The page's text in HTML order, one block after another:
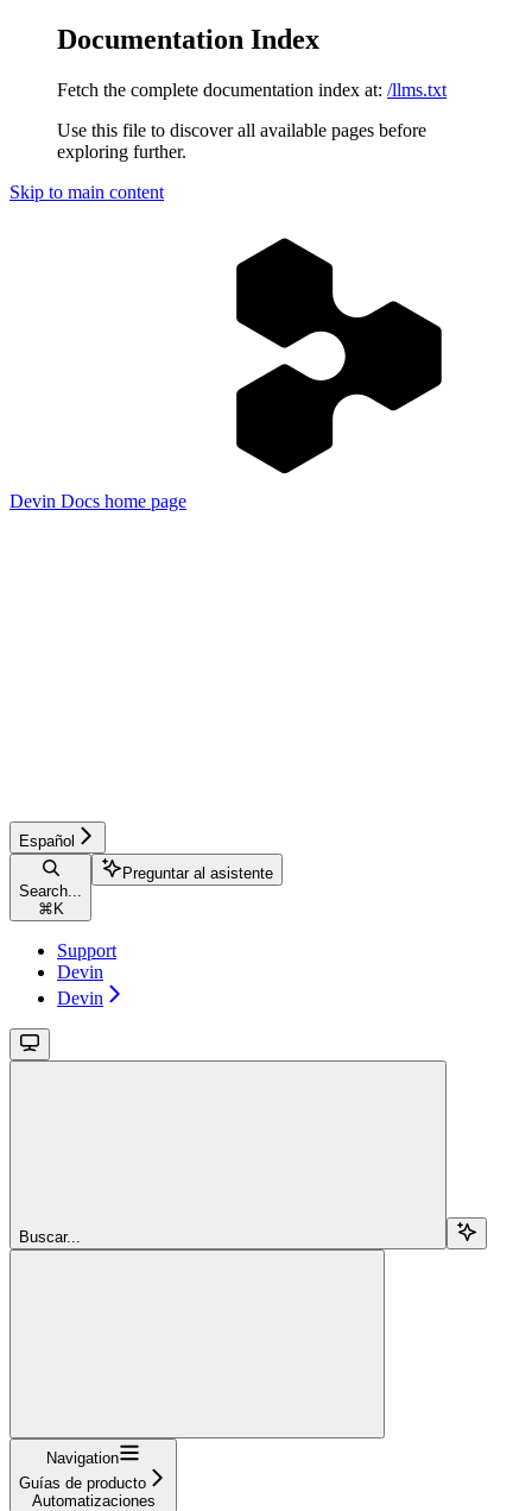
Documentation Index
Fetch the complete documentation index at: /llms.txt
Use this file to discover all available pages before
exploring further.
Skip to main content
Devin Docs home page
Español
Search...
⌘ K
Preguntar al asistente
Support
Devin
Devin
Buscar...
Navigation
Guías de producto
Automatizaciones